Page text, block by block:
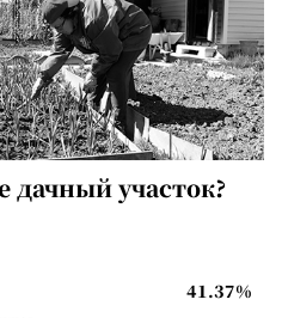
дачный участок?
41.37%